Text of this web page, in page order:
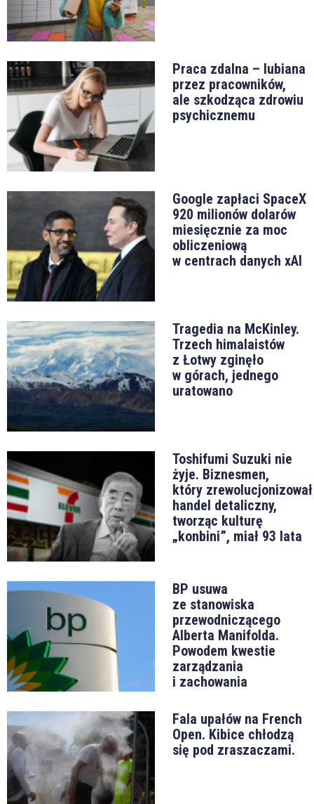
Praca zdalna – lubiana
przez pracowników,
ale szkodząca zdrowiu
psychicznemu
Google zapłaci SpaceX
920 milionów dolarów
miesięcznie za moc
obliczeniową
w centrach danych xAI
Tragedia na McKinley.
Trzech himalaistów
z Łotwy zginęło
w górach, jednego
uratowano
Toshifumi Suzuki nie
żyje. Biznesmen,
który zrewolucjonizował
handel detaliczny,
tworząc kulturę
„konbini”, miał 93 lata
BP usuwa
ze stanowiska
przewodniczącego
Alberta Manifolda.
Powodem kwestie
zarządzania
i zachowania
Fala upałów na French
Open. Kibice chłodzą
się pod zraszaczami.